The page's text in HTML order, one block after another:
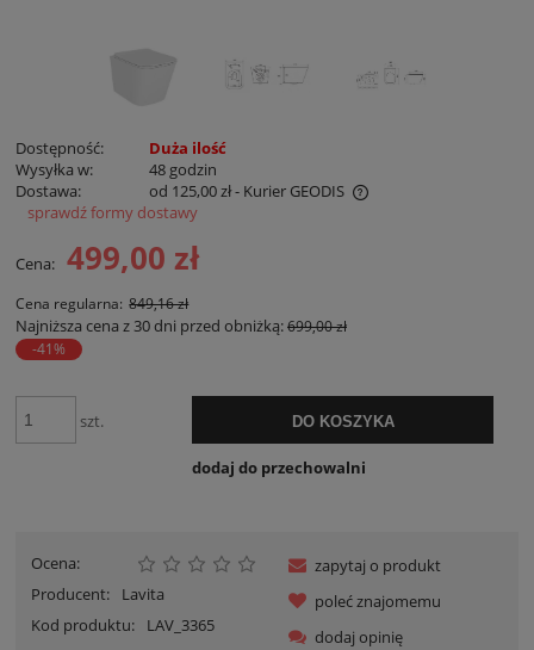
Dostępność:
Duża ilość
Wysyłka w:
48 godzin
Dostawa:
od 125,00 zł- Kurier GEODIS
Cena nie zawiera ewentualnych kosztów płatności
sprawdź formy dostawy
Cena: 499,00 zł
Cena regularna: 849,16 zł
Najniższa cena z 30 dni przed obniżką:699,00 zł
-41%
szt. DO KOSZYKA
dodaj do przechowalni
Ocena:
Producent:
Lavita
Kod produktu:
LAV_3365
zapytaj o produkt
poleć znajomemu
dodaj opinię